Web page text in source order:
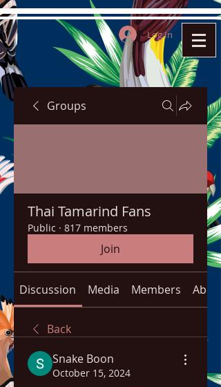
Log In
Groups
Thai Tamarind Fans
Public · 817 members
Join
Discussion Media Members About
Back
Snake Boon
October 15, 2024